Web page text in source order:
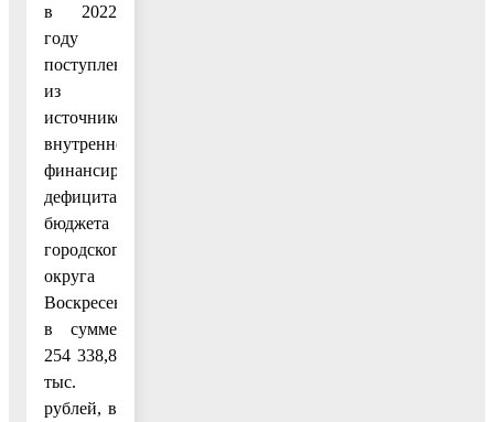
в 2022
году
поступления
из
источников
внутреннего
финансирования
дефицита
бюджета
городского
округа
Воскресенск
в сумме
254 338,8
тыс.
рублей, в